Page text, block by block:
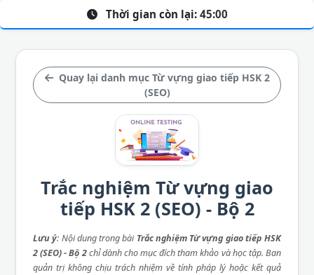
Quay lại danh mục Từ vựng giao tiếp HSK 2
(SEO)
Trắc nghiệm Từ vựng giao
tiếp HSK 2 (SEO) - Bộ 2
Lưu ý: Nội dung trong bài Trắc nghiệm Từ vựng giao tiếp HSK
2 (SEO) - Bộ 2chỉ dành cho mục đích tham khảo và học tập. Ban
quản trị không chịu trách nhiệm về tính pháp lý hoặc kết quả
Thời gian còn lại: 45:00